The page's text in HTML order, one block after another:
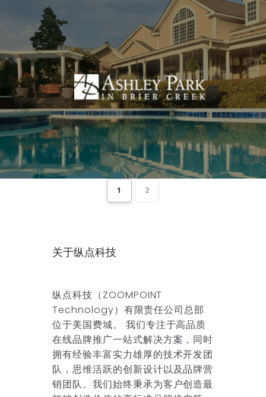
1 2
关于纵点科技
纵点科技（ZOOMPOINT
Technology）有限责任公司总部
位于美国费城。 我们专注于高品质
在线品牌推广一站式解决方案，同时
拥有经验丰富实力雄厚的技术开发团
队，思维活跃的创新设计以及品牌营
销团队。我们始终秉承为客户创造最